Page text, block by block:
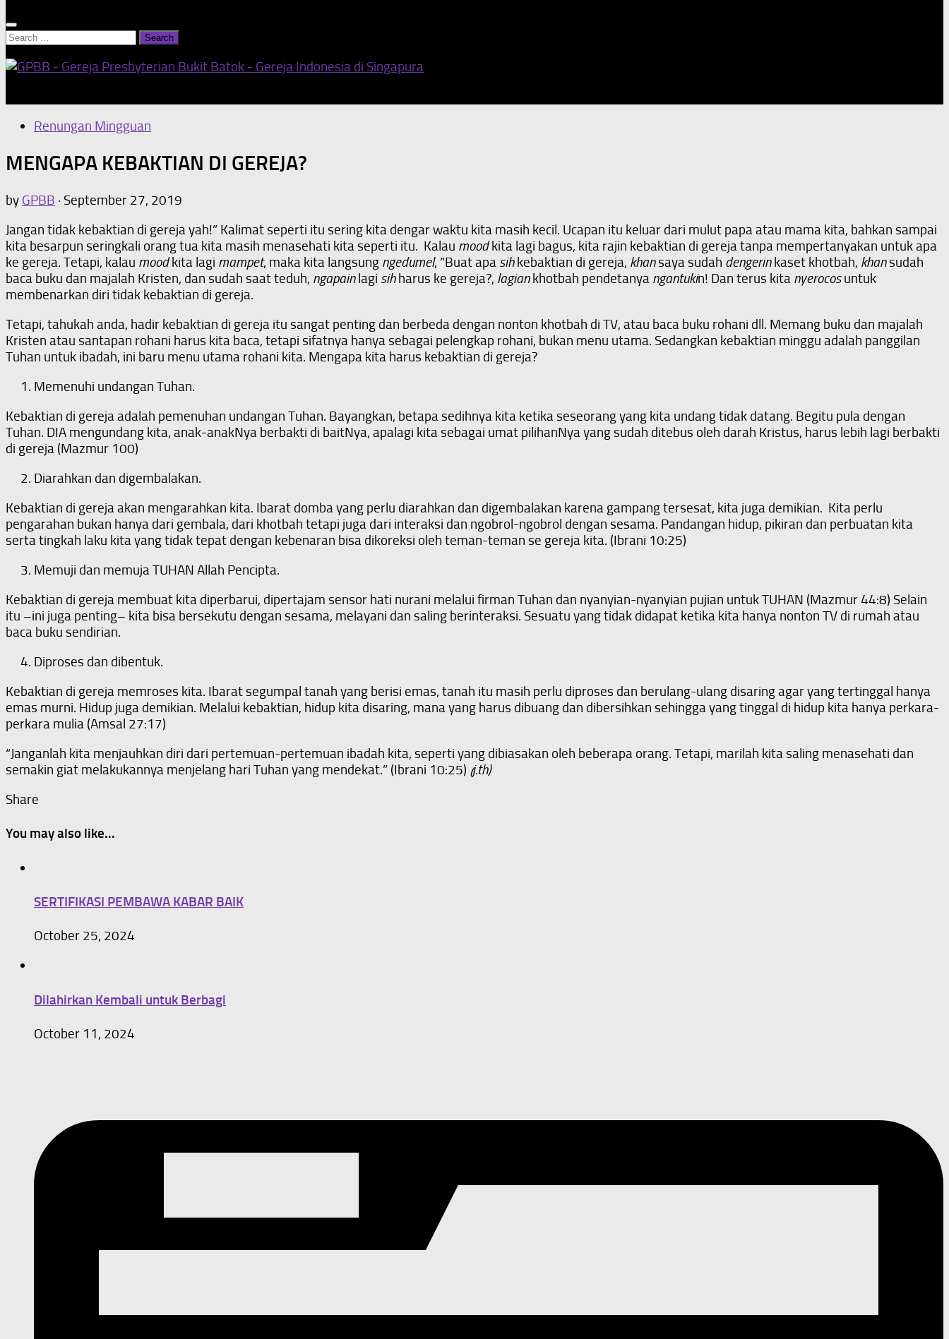
Search
Renungan Mingguan
MENGAPA KEBAKTIAN DI GEREJA?
by GPBB · September 27, 2019
Jangan tidak kebaktian di gereja yah!” Kalimat seperti itu sering kita dengar waktu kita masih kecil. Ucapan itu keluar dari mulut papa atau mama kita, bahkan sampai
kita besarpun seringkali orang tua kita masih menasehati kita seperti itu. Kalau moodkita lagi bagus, kita rajin kebaktian di gereja tanpa mempertanyakan untuk apa
ke gereja. Tetapi, kalau moodkita lagi mampet, maka kita langsung ngedumel, “Buat apa sihkebaktian di gereja, khansaya sudah dengerinkaset khotbah, khansudah
baca buku dan majalah Kristen, dan sudah saat teduh, ngapainlagi sihharus ke gereja?, lagiankhotbah pendetanya ngantukin! Dan terus kita nyerocosuntuk
membenarkan diri tidak kebaktian di gereja.
Tetapi, tahukah anda, hadir kebaktian di gereja itu sangat penting dan berbeda dengan nonton khotbah di TV, atau baca buku rohani dll. Memang buku dan majalah
Kristen atau santapan rohani harus kita baca, tetapi sifatnya hanya sebagai pelengkap rohani, bukan menu utama. Sedangkan kebaktian minggu adalah panggilan
Tuhan untuk ibadah, ini baru menu utama rohani kita. Mengapa kita harus kebaktian di gereja?
Memenuhi undangan Tuhan.
Kebaktian di gereja adalah pemenuhan undangan Tuhan. Bayangkan, betapa sedihnya kita ketika seseorang yang kita undang tidak datang. Begitu pula dengan
Tuhan. DIA mengundang kita, anak-anakNya berbakti di baitNya, apalagi kita sebagai umat pilihanNya yang sudah ditebus oleh darah Kristus, harus lebih lagi berbakti
di gereja (Mazmur 100)
Diarahkan dan digembalakan.
Kebaktian di gereja akan mengarahkan kita. Ibarat domba yang perlu diarahkan dan digembalakan karena gampang tersesat, kita juga demikian. Kita perlu
pengarahan bukan hanya dari gembala, dari khotbah tetapi juga dari interaksi dan ngobrol-ngobrol dengan sesama. Pandangan hidup, pikiran dan perbuatan kita
serta tingkah laku kita yang tidak tepat dengan kebenaran bisa dikoreksi oleh teman-teman se gereja kita. (Ibrani 10:25)
Memuji dan memuja TUHAN Allah Pencipta.
Kebaktian di gereja membuat kita diperbarui, dipertajam sensor hati nurani melalui firman Tuhan dan nyanyian-nyanyian pujian untuk TUHAN (Mazmur 44:8) Selain
itu –ini juga penting– kita bisa bersekutu dengan sesama, melayani dan saling berinteraksi. Sesuatu yang tidak didapat ketika kita hanya nonton TV di rumah atau
baca buku sendirian.
Diproses dan dibentuk.
Kebaktian di gereja memroses kita. Ibarat segumpal tanah yang berisi emas, tanah itu masih perlu diproses dan berulang-ulang disaring agar yang tertinggal hanya
emas murni. Hidup juga demikian. Melalui kebaktian, hidup kita disaring, mana yang harus dibuang dan dibersihkan sehingga yang tinggal di hidup kita hanya perkara-
perkara mulia (Amsal 27:17)
“Janganlah kita menjauhkan diri dari pertemuan-pertemuan ibadah kita, seperti yang dibiasakan oleh beberapa orang. Tetapi, marilah kita saling menasehati dan
semakin giat melakukannya menjelang hari Tuhan yang mendekat.” (Ibrani 10:25) (j.th)
Share
You may also like...
SERTIFIKASI PEMBAWA KABAR BAIK
October 25, 2024
Dilahirkan Kembali untuk Berbagi
October 11, 2024